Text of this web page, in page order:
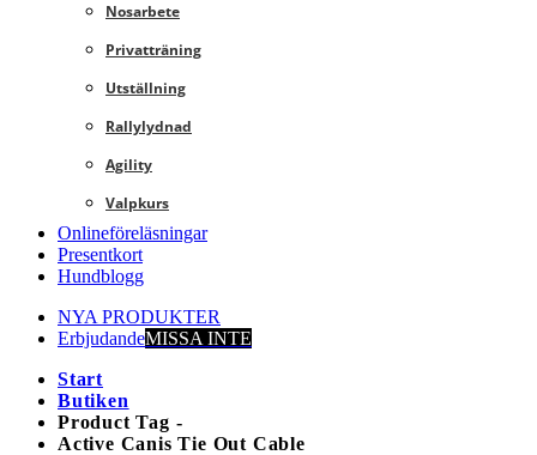
Nosarbete
Privatträning
Utställning
Rallylydnad
Agility
Valpkurs
Onlineföreläsningar
Presentkort
Hundblogg
NYA PRODUKTER
ErbjudandeMISSA INTE
Start
Butiken
Product Tag -
Active Canis Tie Out Cable